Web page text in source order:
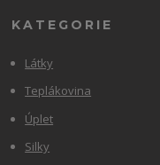
KATEGORIE
Látky
Teplákovina
Úplet
Silky